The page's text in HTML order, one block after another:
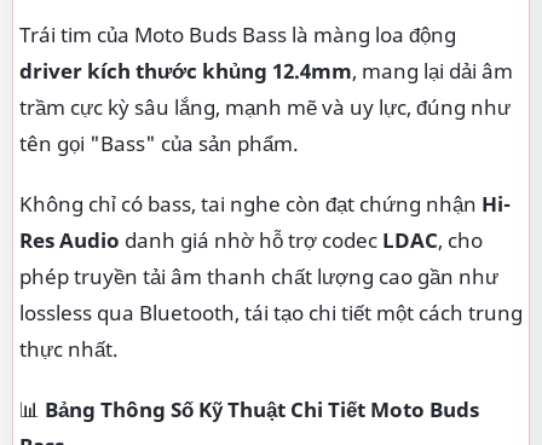
Trái tim của Moto Buds Bass là màng loa động
driver kích thước khủng 12.4mm, mang lại dải âm
trầm cực kỳ sâu lắng, mạnh mẽ và uy lực, đúng như
tên gọi "Bass" của sản phẩm.
Không chỉ có bass, tai nghe còn đạt chứng nhận Hi-
Res Audio danh giá nhờ hỗ trợ codec LDAC, cho
phép truyền tải âm thanh chất lượng cao gần như
lossless qua Bluetooth, tái tạo chi tiết một cách trung
thực nhất.
📊 Bảng Thông Số Kỹ Thuật Chi Tiết Moto Buds